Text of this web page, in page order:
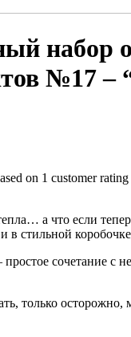
набор
№17 –
on 1 customer rating
а что если
в стильной
сочетание с
только